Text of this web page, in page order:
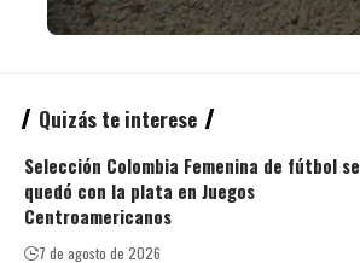
Quizás te interese
Selección Colombia Femenina de fútbol se
quedó con la plata en Juegos
Centroamericanos
7 de agosto de 2026